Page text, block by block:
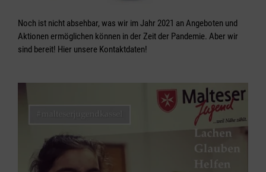
Noch ist nicht absehbar, was wir im Jahr 2021 an Angeboten und
Aktionen ermöglichen können in der Zeit der Pandemie. Aber wir
sind bereit! Hier unsere Kontaktdaten!